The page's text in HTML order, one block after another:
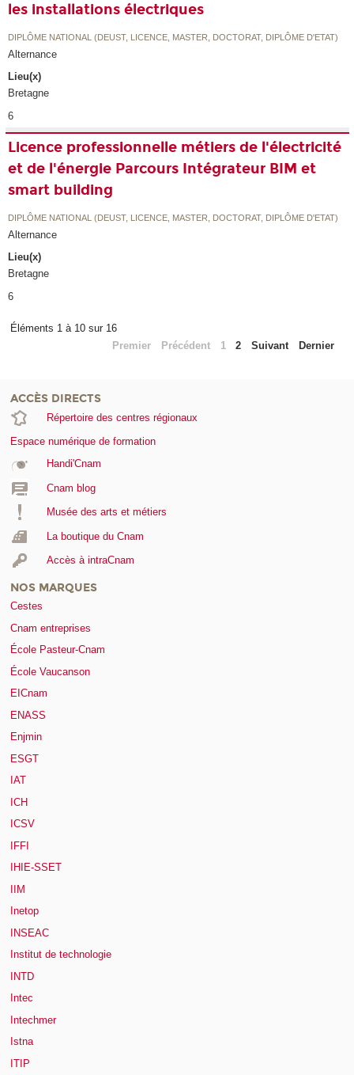
les installations électriques
DIPLÔME NATIONAL (DEUST, LICENCE, MASTER, DOCTORAT, DIPLÔME D'ETAT)
Alternance
Lieu(x)
Bretagne
6
Licence professionnelle métiers de l'électricité
et de l'énergie Parcours Intégrateur BIM et
smart building
DIPLÔME NATIONAL (DEUST, LICENCE, MASTER, DOCTORAT, DIPLÔME D'ETAT)
Alternance
Lieu(x)
Bretagne
6
Éléments 1 à 10 sur 16
Premier
Précédent 1 2 Suivant Dernier
ACCÈS DIRECTS
Répertoire des centres régionaux
Espace numérique de formation
Handi'Cnam
Cnam blog
Musée des arts et métiers
La boutique du Cnam
Accès à intraCnam
NOS MARQUES
Cestes
Cnam entreprises
École Pasteur-Cnam
École Vaucanson
EICnam
ENASS
Enjmin
ESGT
IAT
ICH
ICSV
IFFI
IHIE-SSET
IIM
Inetop
INSEAC
Institut de technologie
INTD
Intec
Intechmer
Istna
ITIP